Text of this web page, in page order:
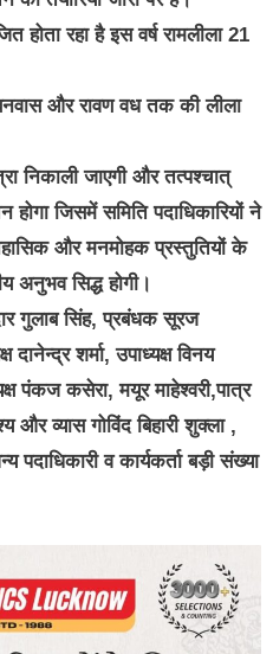
होता रहा है इस वर्ष रामलीला 21
और रावण वध तक की लीला
निकाली जाएगी और तत्पश्चात्
जिसमें समिति पदाधिकारियों ने
और मनमोहक प्रस्तुतियों के
अनुभव सिद्ध होगी।
गुलाब सिंह, प्रबंधक सूरज
दानेन्द्र शर्मा, उपाध्यक्ष विनय
पंकज कसेरा, मयूर माहेश्वरी,पात्र
और व्यास गोविंद बिहारी शुक्ला ,
पदाधिकारी व कार्यकर्ता बड़ी संख्या